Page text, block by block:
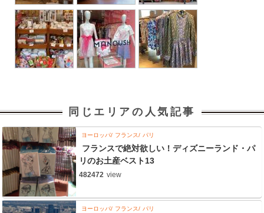
同じエリアの人気記事
ヨーロッパ フランス パリ
フランスで絶対欲しい！ディズニーランド・パ
リのお土産ベスト13
482472 view
ヨーロッパ フランス パリ